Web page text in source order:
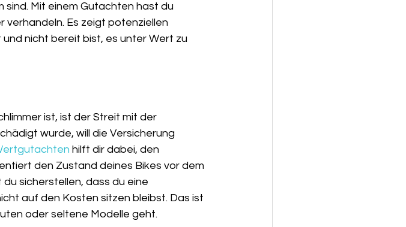
sind. Mit einem Gutachten hast du
Es zeigt potenziellen
nicht bereit bist, es unter Wert zu
ist, ist der Streit mit der
wurde, will die Versicherung
hilft dir dabei, den
den Zustand deines Bikes vor dem
sicherstellen, dass du eine
auf den Kosten sitzen bleibst. Das ist
oder seltene Modelle geht.